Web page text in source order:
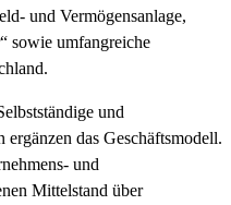
und Vermögensanlage,
sowie umfangreiche
und
das Geschäftsmodell.
und
Mittelstand über